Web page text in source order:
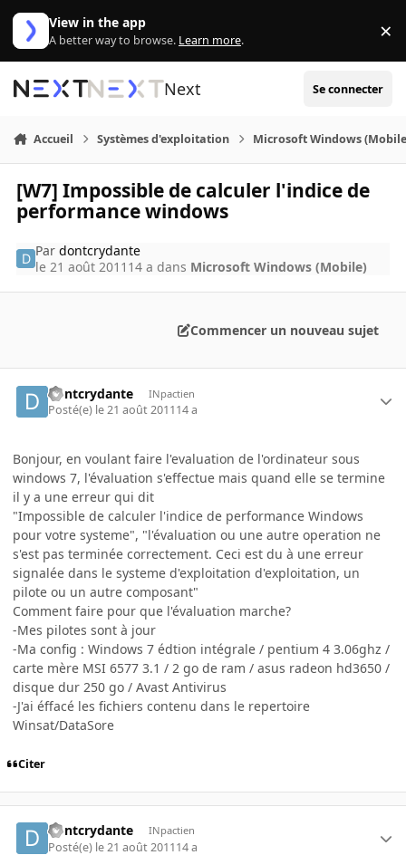
Aller au contenu
View in the app
A better way to browse. Learn more. ×
Next Se connecter
Accueil Systèmes d'exploitation Microsoft Windows
[W7] Impossible de calculer l'indice de
performance windows
Pardontcrydante
le 21 août 2011 14 a dans Microsoft Windows (Mobile)
Commencer un nouveau sujet
dontcrydante INpactien
Posté(e) le 21 août 201114 a
Bonjour, en voulant faire l'evaluation de l'ordinateur sous
windows 7, l'évaluation s'effectue mais quand elle se termine
il y a une erreur qui dit
"Impossible de calculer l'indice de performance Windows
pour votre systeme", "l'évaluation ou une autre operation ne
s'est pas terminée correctement. Ceci est du à une erreur
signalée dans le systeme d'exploitation d'exploitation, un
pilote ou un autre composant"
Comment faire pour que l'évaluation marche?
-Mes pilotes sont à jour
-Ma config : Windows 7 édtion intégrale / pentium 4 3.06ghz /
carte mère MSI 6577 3.1 / 2 go de ram / asus radeon hd3650 /
disque dur 250 go / Avast Antivirus
-J'ai éffacé les fichiers contenu dans le repertoire
Winsat/DataSore
Citer
dontcrydante INpactien
Posté(e) le 21 août 201114 a